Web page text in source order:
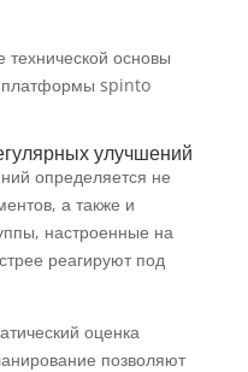
основы
платформы spinto
улучшений
определяется не
а также и
настроенные на
реагируют под
оценка
позволяют